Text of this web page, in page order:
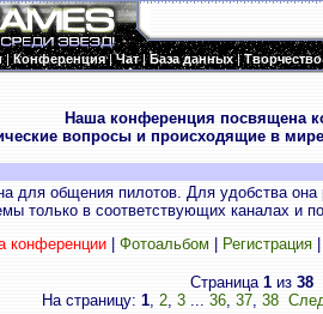
|Конференция|Чат|База данных|Творчество
Наша конференция посвящена
вопросы и происходящие в
для общения пилотов. Для удобства
только в соответствующих каналах и
конференции| Фотоальбом Регистрация
Страница 1из 38
На страницу: 1, 2, 3 ... 36, 37, 38